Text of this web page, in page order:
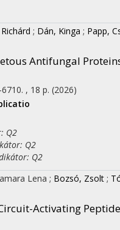
; Dán, Kinga ; Papp,
Antifungal
, 18 p. (2026)
Q2
Q2
Q2
Lena ; Bozsó, Zsolt ;
Activating